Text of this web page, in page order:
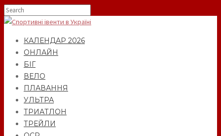
КАЛЕНДАР 2026
ОНЛАЙН
БІГ
ВЕЛО
ПЛАВАННЯ
УЛЬТРА
ТРИАТЛОН
ТРЕЙЛИ